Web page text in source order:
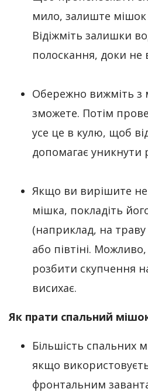
мило, залиште мішок
Відіжміть залишки
полоскання, доки не
Обережно вижміть з
зможете. Потім
усе це в кулю, щоб
допомагає уникнути
Якщо ви вирішите
мішка, покладіть
(наприклад, на
або півтіні.
розбити скупчення
висихає.
Як прати спальний
Більшість спальних
якщо
фронтальним